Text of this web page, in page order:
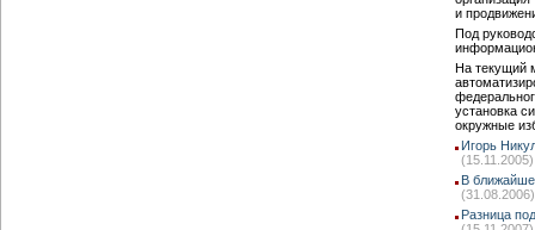
и
Под
На текущий
установка
окружные
Игорь
(15.11.2005)
В
(31.08.2006)
Разница